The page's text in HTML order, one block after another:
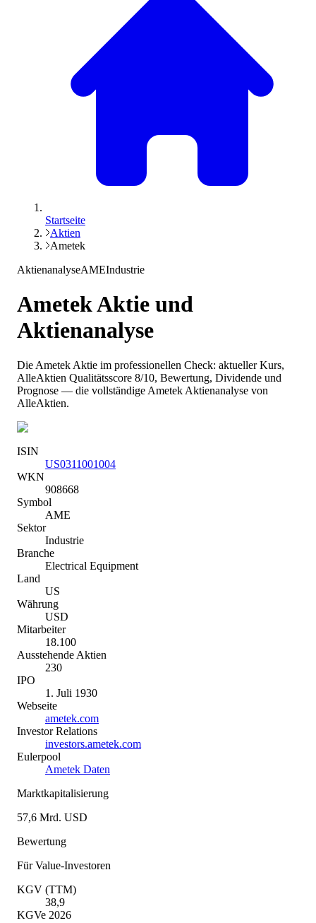
Startseite
Aktien
Ametek
AktienanalyseAMEIndustrie
AmetekAktie und
Aktienanalyse
Die Ametek Aktie im professionellen Check: aktueller Kurs,
AlleAktien Qualitätsscore 8/10, Bewertung, Dividende und
Prognose — die vollständige Ametek Aktienanalyse von
AlleAktien.
ISIN
US0311001004
WKN
908668
Symbol
AME
Sektor
Industrie
Branche
Electrical Equipment
Land
US
Währung
USD
Mitarbeiter
18.100
Ausstehende Aktien
230
IPO
1. Juli 1930
Webseite
ametek.com
Investor Relations
investors.ametek.com
Eulerpool
Ametek Daten
Marktkapitalisierung
57,6 Mrd. USD
Bewertung
Für Value-Investoren
KGV (TTM)
38,9
KGVe 2026